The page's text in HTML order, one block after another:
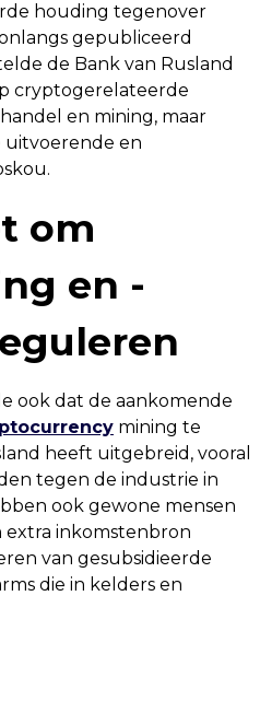
houding tegenover
gepubliceerd
de Bank van Rusland
cryptogerelateerde
en mining, maar
uitvoerende en
om
en -
ook dat de aankomende
mining te
heeft uitgebreid, vooral
tegen de industrie in
ook gewone mensen
extra inkomstenbron
van gesubsidieerde
die in kelders en